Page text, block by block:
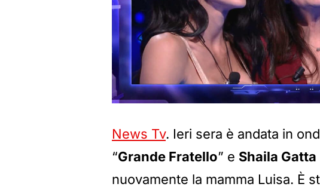
News Tv. Ieri sera è andata in
“Grande Fratello” e Shaila Gatta
nuovamente la mamma Luisa. È